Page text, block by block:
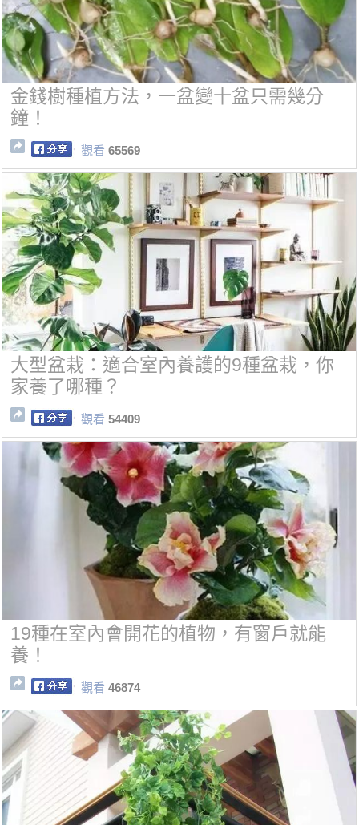
金錢樹種植方法，一盆變十盆只需幾分
鐘！
觀看 65569
大型盆栽：適合室內養護的9種盆栽，你
家養了哪種？
觀看 54409
19種在室內會開花的植物，有窗戶就能
養！
觀看 46874